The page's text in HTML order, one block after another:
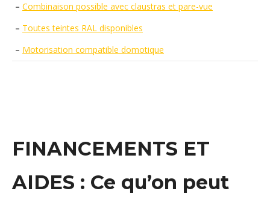
– Combinaison possible avec claustras et pare-vue
– Toutes teintes RAL disponibles
– Motorisation compatible domotique
FINANCEMENTS ET
AIDES : Ce qu’on peut